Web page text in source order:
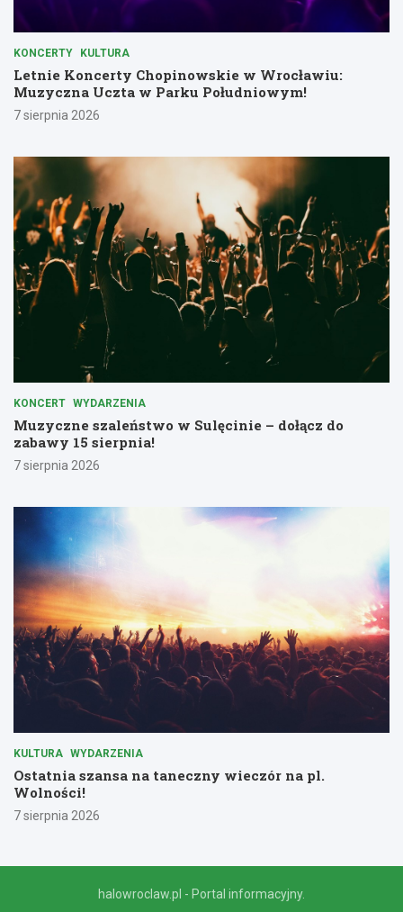
KONCERTY KULTURA
Letnie Koncerty Chopinowskie w Wrocławiu:
Muzyczna Uczta w Parku Południowym!
7 sierpnia 2026
KONCERT WYDARZENIA
Muzyczne szaleństwo w Sulęcinie – dołącz do
zabawy 15 sierpnia!
7 sierpnia 2026
KULTURA WYDARZENIA
Ostatnia szansa na taneczny wieczór na pl.
Wolności!
7 sierpnia 2026
halowroclaw.pl - Portal informacyjny.